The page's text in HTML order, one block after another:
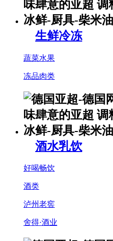
生鲜冷冻
蔬菜水果
冻品肉类
酒水乳饮
好喝畅饮
酒类
泸州老窖
舍得·酒业